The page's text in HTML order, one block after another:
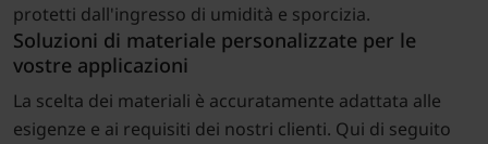
protetti dall'ingresso di umidità e sporcizia.
Soluzioni di materiale personalizzate per le
vostre applicazioni
La scelta dei materiali è accuratamente adattata alle
esigenze e ai requisiti dei nostri clienti. Qui di seguito